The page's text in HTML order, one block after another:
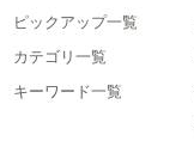
ピックアップ一覧
カテゴリ一覧
キーワード一覧